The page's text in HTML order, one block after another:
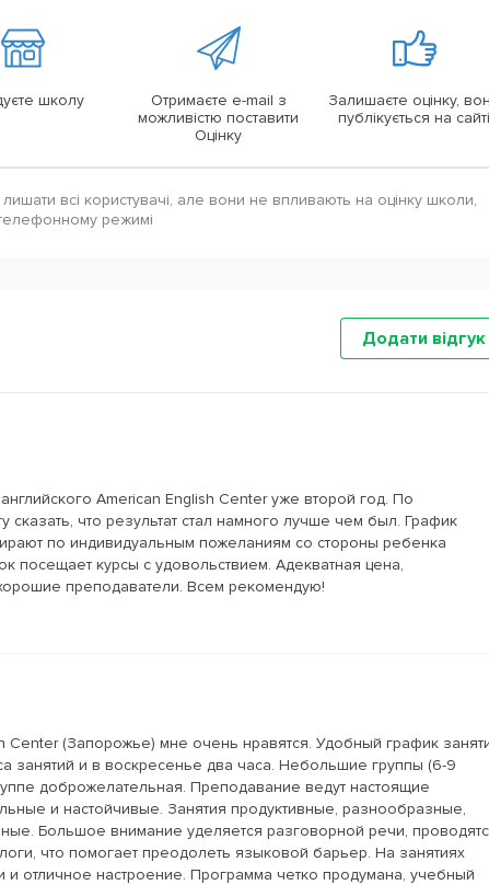
школу
Отримаєте e-mail з
можливістю поставити
Оцінку
Залишаєте оцінку,
публікується на сайті
всі користувачі, але вони не впливають на оцінку школи,
режимі
Додати відгук
American English Center уже второй год. По
сказать, что результат стал намного лучше чем был. График
по индивидуальным пожеланиям со стороны ребенка
посещает курсы с удовольствием. Адекватная цена,
преподаватели. Всем рекомендую!
Center (Запорожье) мне очень нравятся. Удобный график
занятий и в воскресенье два часа. Небольшие группы (6-9
доброжелательная. Преподавание ведут настоящие
и настойчивые. Занятия продуктивные, разнообразные,
Большое внимание уделяется разговорной речи,
что помогает преодолеть языковой барьер. На занятиях
и отличное настроение. Программа четко продумана, учебный